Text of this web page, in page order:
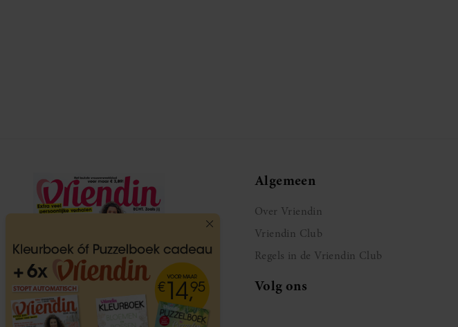
Algemeen
Over Vriendin
Vriendin Club
Regels in de Vriendin Club
Volg ons